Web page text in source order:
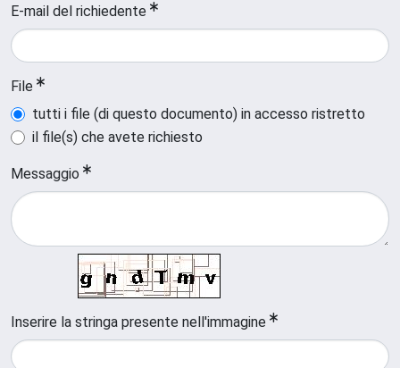
E-mail del richiedente
File
tutti i file (di questo documento) in accesso ristretto
il file(s) che avete richiesto
Messaggio
Inserire la stringa presente nell'immagine